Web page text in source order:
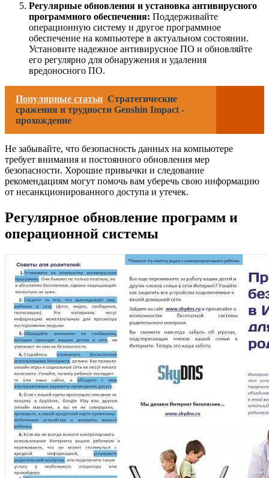
Регулярные обновления и установка антивирусного
программного обеспечения: Поддерживайте
операционную систему и другое программное
обеспечение на компьютере в актуальном состоянии.
Установите надежное антивирусное ПО и обновляйте
его регулярно для обнаружения и удаления
вредоносного ПО.
Популярные статьи Стратегические
сражения и трудности Genshin Impact -
прохождение
Не забывайте, что безопасность данных на компьютере
требует внимания и постоянного обновления мер
безопасности. Хорошие привычки и следование
рекомендациям могут помочь вам уберечь свою информацию
от несанкционированного доступа и утечек.
Регулярное обновление программ и
операционной системы